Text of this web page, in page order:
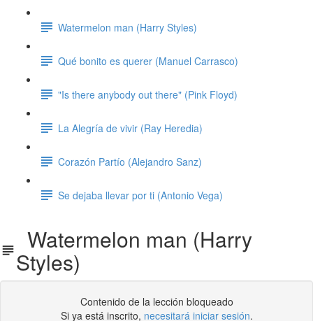
Watermelon man (Harry Styles)
Qué bonito es querer (Manuel Carrasco)
"Is there anybody out there" (Pink Floyd)
La Alegría de vivir (Ray Heredia)
Corazón Partío (Alejandro Sanz)
Se dejaba llevar por ti (Antonio Vega)
Watermelon man (Harry
Styles)
Contenido de la lección bloqueado
Si ya está inscrito, necesitará iniciar sesión.